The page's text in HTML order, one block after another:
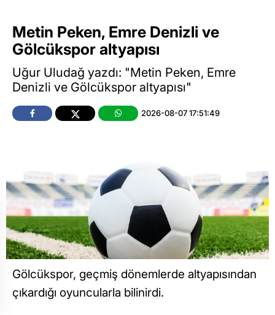
Metin Peken, Emre Denizli ve
Gölcükspor altyapısı
Uğur Uludağ yazdı: "Metin Peken, Emre
Denizli ve Gölcükspor altyapısı"
2026-08-07 17:51:49
Gölcükspor, geçmiş dönemlerde altyapısından
çıkardığı oyuncularla bilinirdi.